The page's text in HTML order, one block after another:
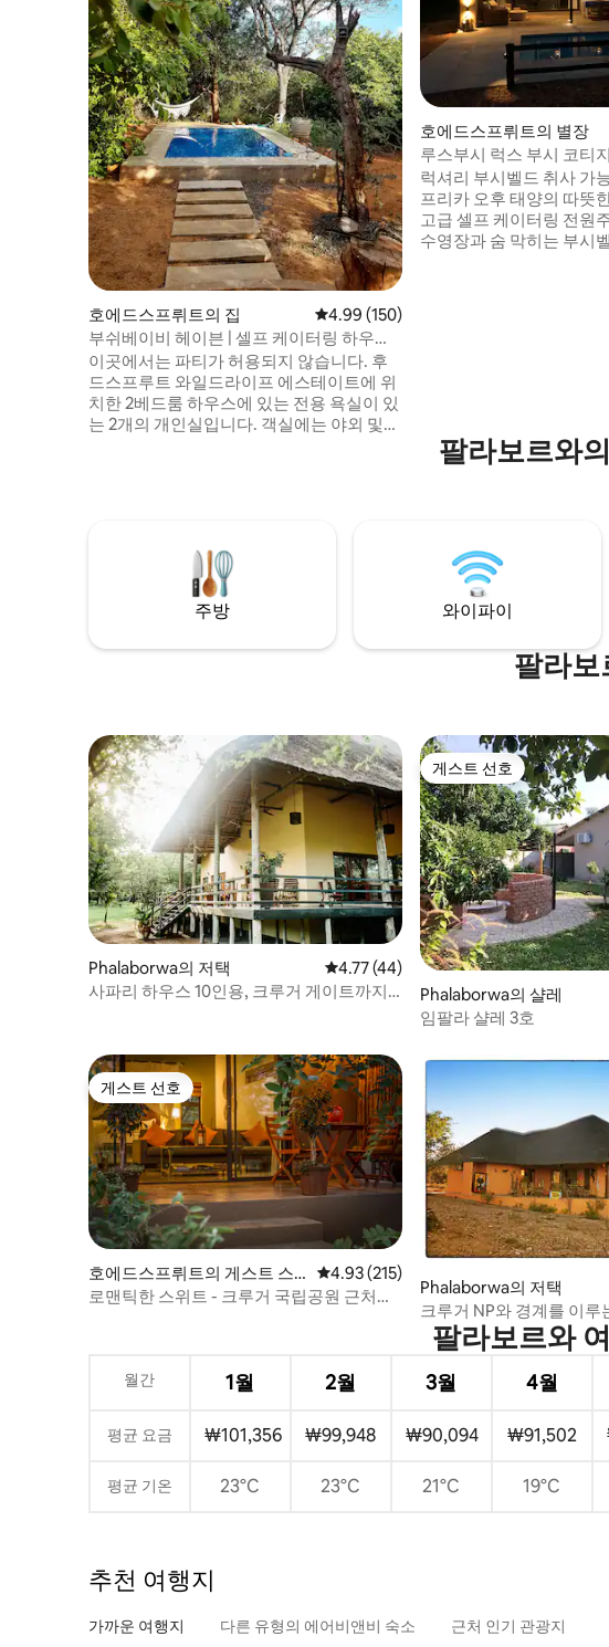
호에드스프뤼트의 집 평점 4.99점(5점 만점), 후기 150개
4.99 (150)
부쉬베이비 헤이븐 | 셀프 케이터링 하우스 |
HWE
이곳에서는 파티가 허용되지 않습니다. 후
드스프루트 와일드라이프 에스테이트에 위
치한 2베드룸 하우스에 있는 전용 욕실이 있
는 2개의 개인실입니다. 객실에는 야외 및
주세요! 숙소에 살고 있는 야생의 아기들이
길을 가로막을 수 있습니다☝🏼. 작은 똥이 있
호에드스프뤼트의 별장
루스부시 럭스 부시 코티
프루이트 크루거
럭셔리 부시벨드 취사 가능
프리카 오후 태양의 따뜻
고급 셀프 케이터링 전원
수영장과 숨 막히는 부시
팔라보르와
주방 와이파이
팔라보
Phalaborwa의 저택 평점 4.77점(5점 만점), 후기 44개
4.77 (44)
사파리 하우스 10인용, 크루거 게이트까지 2
게스트 선호
게스트 선호
Phalaborwa의 샬레
임팔라 샬레 3호
게스트 선호
게스트 선호
호에드스프뤼트의 게스트 스
위트
평점 4.93점(5점 만점), 후기 215개
4.93 (215)
로맨틱한 스위트 - 크루거 국립공원 근처의
Phalaborwa의 저택
크루거 NP와 경계를 이루
하우스
팔라보르와
월간 1월 2월 3월 4월
평균 요금 ₩101,356 ₩99,948 ₩90,094 ₩91,502
평균 기온 23°C 23°C 21°C 19°C
추천 여행지
가까운 여행지 다른 유형의 에어비앤비 숙소 근처 인기 관광지